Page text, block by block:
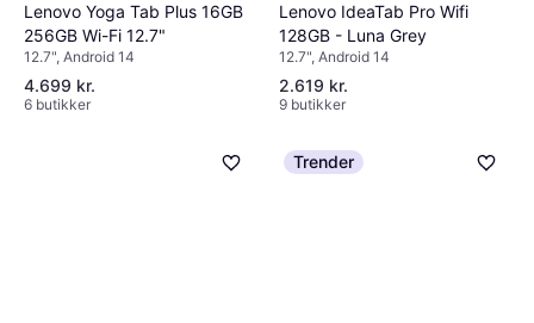
Lenovo Yoga Tab Plus 16GB
256GB Wi-Fi 12.7"
12.7", Android 14
4.699 kr.
6 butikker
Lenovo IdeaTab Pro Wifi
128GB - Luna Grey
12.7", Android 14
2.619 kr.
9 butikker
Trender